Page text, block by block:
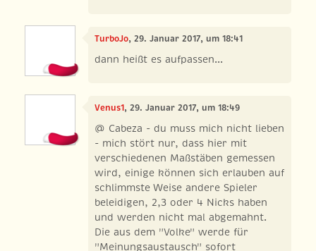
TurboJo, 29. Januar 2017, um 18:41
dann heißt es aufpassen...
Venus1, 29. Januar 2017, um 18:49
@ Cabeza - du muss mich nicht lieben
- mich stört nur, dass hier mit
verschiedenen Maßstäben gemessen
wird, einige können sich erlauben auf
schlimmste Weise andere Spieler
beleidigen, 2,3 oder 4 Nicks haben
und werden nicht mal abgemahnt.
Die aus dem "Volke" werde für
"Meinungsaustausch" sofort